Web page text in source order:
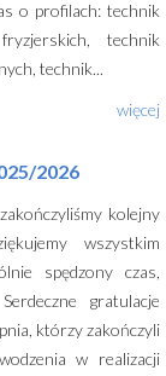
o profilach: technik
technik
technik...
więcej
2026
kolejny
wszystkim
spędzony czas,
gratulacje
którzy zakończyli
w realizacji